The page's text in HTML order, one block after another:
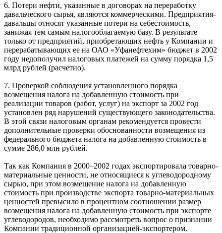
6. Потери нефти, указанные в договорах на переработку
давальческого сырья, являются коммерческими. Предприятия-
давальцы относят указанные потери на себестоимость,
занижая тем самым налогооблагаемую базу. В результате
только от предприятий, приобретающих нефть у Компании и
перерабатывающих ее на ОАО «Уфанефтехим» бюджет в 2002
году недополучил налоговых платежей на сумму порядка 1,5
млрд рублей (расчетно).
7. Проверкой соблюдения установленного порядка
возмещения налога на добавленную стоимость при
реализации товаров (работ, услуг) на экспорт за 2002 год
установлен ряд нарушений существующего законодательства.
В этой связи налоговым органам рекомендуется провести
дополнительные проверки обоснованности возмещения из
федерального бюджета налога на добавленную стоимость в
сумме 286,0 млн рублей.
Так как Компания в 2000–2002 годах экспортировала товарно-
материальные ценности, не относящиеся к углеводородному
сырью, при этом возмещение налога на добавленную
стоимость при производстве экспорта товарно-материальных
ценностей превысило в процентном соотношении размер
возмещения налога на добавленную стоимость при экспорте
углеводородов, необходимо рассмотреть вопрос о признании
Компании традиционной организацией-экспортером.